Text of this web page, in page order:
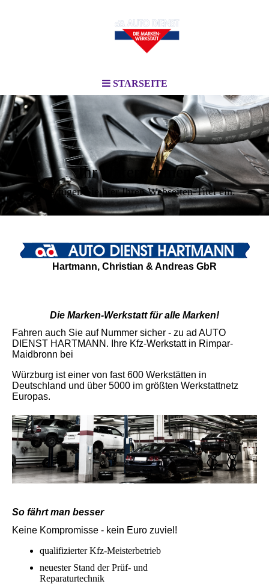
STARSEITE
Ihr Unternehmen
Bitte fügen Sie hier Ihren Webseiten-Titel ein.
Hartmann, Christian & Andreas GbR
Die Marken-Werkstatt für alle Marken!
Fahren auch Sie auf Nummer sicher - zu ad AUTO
DIENST HARTMANN. Ihre Kfz-Werkstatt in Rimpar-
Maidbronn bei
Würzburg ist einer von fast 600 Werkstätten in
Deutschland und über 5000 im größten Werkstattnetz
Europas.
So fährt man besser
Keine Kompromisse - kein Euro zuviel!
qualifizierter Kfz-Meisterbetrieb
neuester Stand der Prüf- und
Reparaturtechnik